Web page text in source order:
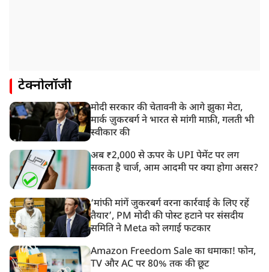
टेक्नोलॉजी
मोदी सरकार की चेतावनी के आगे झुका मेटा,
मार्क ज़ुकरबर्ग ने भारत से मांगी माफ़ी, गलती भी
स्वीकार की
अब ₹2,000 से ऊपर के UPI पेमेंट पर लग
सकता है चार्ज, आम आदमी पर क्या होगा असर?
‘मांफी मांगें जुकरबर्ग वरना कार्रवाई के लिए रहें
तैयार’, PM मोदी की पोस्ट हटाने पर संसदीय
समिति ने Meta को लगाई फटकार
Amazon Freedom Sale का धमाका! फोन,
TV और AC पर 80% तक की छूट